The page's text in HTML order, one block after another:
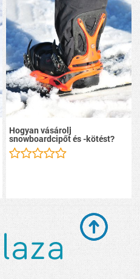
Hogyan vásárolj
snowboardcipőt és -kötést?